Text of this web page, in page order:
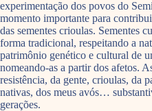
experimentação dos povos do
momento importante para
das sementes crioulas. Sementes
forma tradicional, respeitando a
patrimônio genético e cultural de
nomeando-as a partir dos afetos.
resistência, da gente, crioulas, da
nativas, dos meus avós…
gerações.